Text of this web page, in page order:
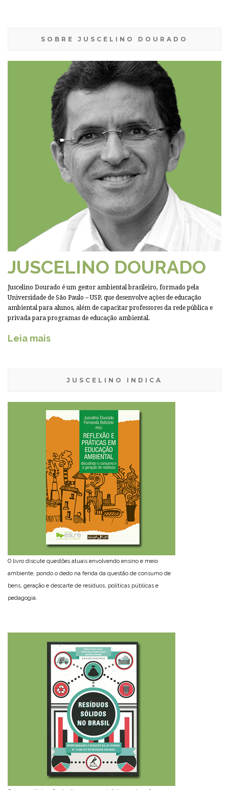
SOBRE JUSCELINO DOURADO
JUSCELINO DOURADO
Juscelino Dourado é um gestor ambiental brasileiro, formado pela
Universidade de São Paulo – USP, que desenvolve ações de educação
ambiental para alunos, além de capacitar professores da rede pública e
privada para programas de educação ambiental.
Leia mais
JUSCELINO INDICA
O livro discute questões atuais envolvendo ensino e meio
ambiente, pondo o dedo na ferida da questão de consumo de
bens, geração e descarte de resíduos, políticas públicas e
pedagogia.